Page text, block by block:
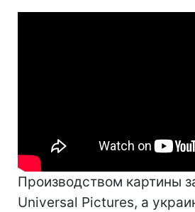
Производством картины
Universal Pictures, а